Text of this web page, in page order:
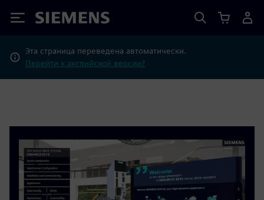
Siemens
Эта страница переведена автоматически.
Перейти к английской версии?